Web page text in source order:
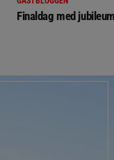
Finaldag med